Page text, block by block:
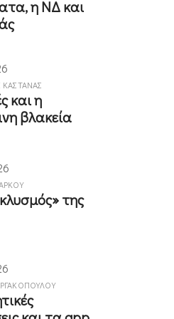
η ΝΔ και
και η
βλακεία
της